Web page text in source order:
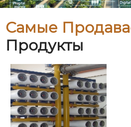
Самые
Продукты